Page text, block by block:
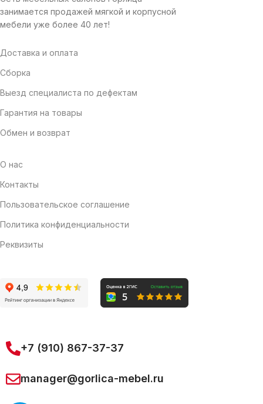
занимается продажей мягкой и корпусной
мебели уже более 40 лет!
Доставка и оплата
Сборка
Выезд специалиста по дефектам
Гарантия на товары
Обмен и возврат
О нас
Контакты
Пользовательское соглашение
Политика конфиденциальности
Реквизиты
+7 (910) 867-37-37
manager@gorlica-mebel.ru